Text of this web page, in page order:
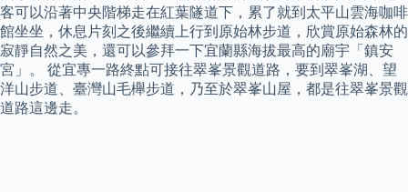
客可以沿著中央階梯走在紅葉隧道下，累了就到太平山雲海咖啡
館坐坐，休息片刻之後繼續上行到原始林步道，欣賞原始森林的
寂靜自然之美，還可以參拜一下宜蘭縣海拔最高的廟宇「鎮安
宮」。 從宜專一路終點可接往翠峯景觀道路，要到翠峯湖、望
洋山步道、臺灣山毛櫸步道，乃至於翠峯山屋，都是往翠峯景觀
道路這邊走。